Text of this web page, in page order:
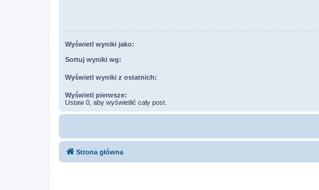
Wyświetl wyniki jako:
Sortuj wyniki wg:
Wyświetl wyniki z ostatnich:
Wyświetl pierwsze:
Ustaw 0, aby wyświetlić cały post.
Strona główna